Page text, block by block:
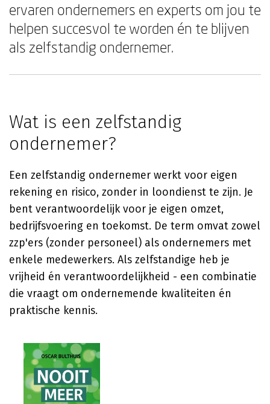
ervaren ondernemers en experts om jou te
helpen succesvol te worden én te blijven
als zelfstandig ondernemer.
Wat is een zelfstandig
ondernemer?
Een zelfstandig ondernemer werkt voor eigen
rekening en risico, zonder in loondienst te zijn. Je
bent verantwoordelijk voor je eigen omzet,
bedrijfsvoering en toekomst. De term omvat zowel
zzp'ers (zonder personeel) als ondernemers met
enkele medewerkers. Als zelfstandige heb je
vrijheid én verantwoordelijkheid - een combinatie
die vraagt om ondernemende kwaliteiten én
praktische kennis.